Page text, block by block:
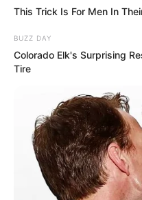
VIRAL